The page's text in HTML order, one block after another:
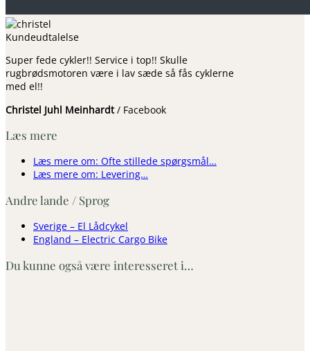
Super fede cykler!! Service i top!! Skulle
rugbrødsmotoren være i lav sæde så fås cyklerne
med el!!
Christel Juhl Meinhardt / Facebook
Læs mere
Læs mere om: Ofte stillede spørgsmål…
Læs mere om: Levering…
Andre lande / Sprog
Sverige – El Lådcykel
England – Electric Cargo Bike
Du kunne også være interesseret i…